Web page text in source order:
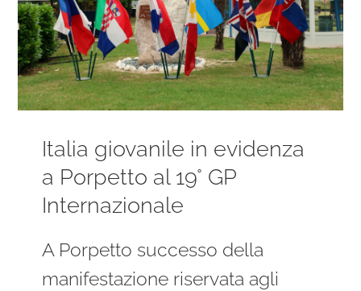
Italia giovanile in evidenza
a Porpetto al 19° GP
Internazionale
A Porpetto successo della
manifestazione riservata agli